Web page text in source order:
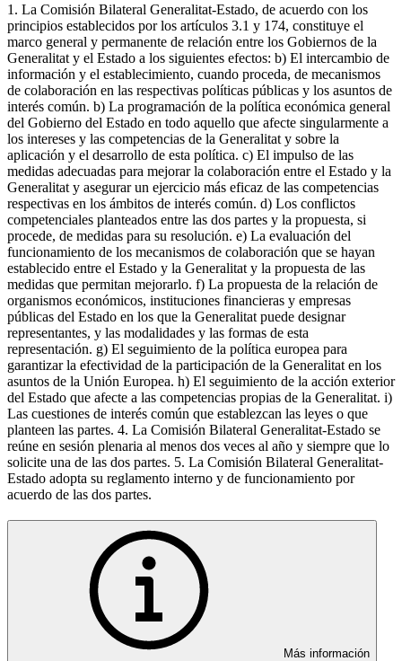
1. La Comisión Bilateral Generalitat-Estado, de acuerdo con los
principios establecidos por los artículos 3.1 y 174, constituye el
marco general y permanente de relación entre los Gobiernos de la
Generalitat y el Estado a los siguientes efectos: b) El intercambio de
información y el establecimiento, cuando proceda, de mecanismos
de colaboración en las respectivas políticas públicas y los asuntos de
interés común. b) La programación de la política económica general
del Gobierno del Estado en todo aquello que afecte singularmente a
los intereses y las competencias de la Generalitat y sobre la
aplicación y el desarrollo de esta política. c) El impulso de las
medidas adecuadas para mejorar la colaboración entre el Estado y la
Generalitat y asegurar un ejercicio más eficaz de las competencias
respectivas en los ámbitos de interés común. d) Los conflictos
competenciales planteados entre las dos partes y la propuesta, si
procede, de medidas para su resolución. e) La evaluación del
funcionamiento de los mecanismos de colaboración que se hayan
establecido entre el Estado y la Generalitat y la propuesta de las
medidas que permitan mejorarlo. f) La propuesta de la relación de
organismos económicos, instituciones financieras y empresas
públicas del Estado en los que la Generalitat puede designar
representantes, y las modalidades y las formas de esta
representación. g) El seguimiento de la política europea para
garantizar la efectividad de la participación de la Generalitat en los
asuntos de la Unión Europea. h) El seguimiento de la acción exterior
del Estado que afecte a las competencias propias de la Generalitat. i)
Las cuestiones de interés común que establezcan las leyes o que
planteen las partes. 4. La Comisión Bilateral Generalitat-Estado se
reúne en sesión plenaria al menos dos veces al año y siempre que lo
solicite una de las dos partes. 5. La Comisión Bilateral Generalitat-
Estado adopta su reglamento interno y de funcionamiento por
acuerdo de las dos partes.
Más información